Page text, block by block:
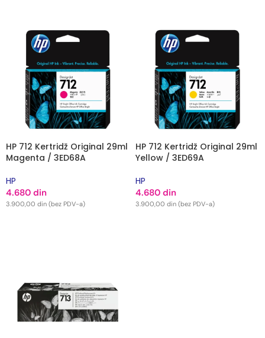
HP 712 Kertridž Original 29ml
Magenta / 3ED68A
HP
4.680 din
3.900,00 din (bez PDV-a)
HP 712 Kertridž Original 29ml
Yellow / 3ED69A
HP
4.680 din
3.900,00 din (bez PDV-a)